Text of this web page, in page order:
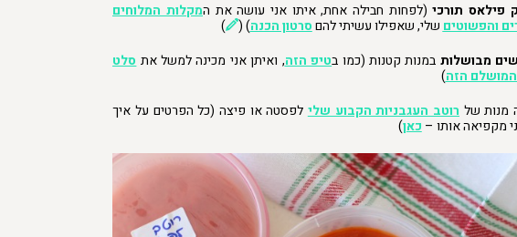
פילאס תורכי(לפחות חבילה אחת, איתו אני עושה את המקלות המלוחים
והפשוטיםשלי, שאפילו עשיתי להםסרטון הכנה) (
)
מבושלות במנות קטנות (כמו בטיפ הזה, ואיתן אני מכינה למשל אתסלט
המושלם הזה)
מנות שלרוטב העגבניות הקבוע שלי לפסטה או פיצה (כל הפרטים על איך
מקפיאה אותו –כאן)